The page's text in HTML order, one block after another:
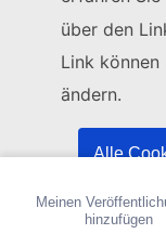
über den
Link können
ändern.
Alle
Nur
Meinen
hinzufügen
Social-Media-
Organe und
Suche nach